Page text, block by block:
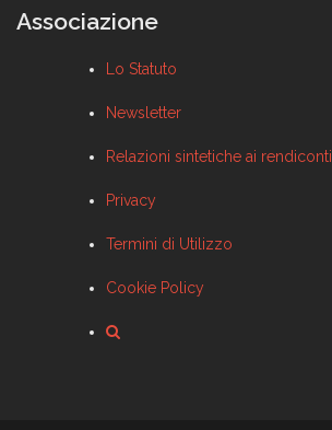
Associazione
Lo Statuto
Newsletter
Relazioni sintetiche ai rendiconti
Privacy
Termini di Utilizzo
Cookie Policy